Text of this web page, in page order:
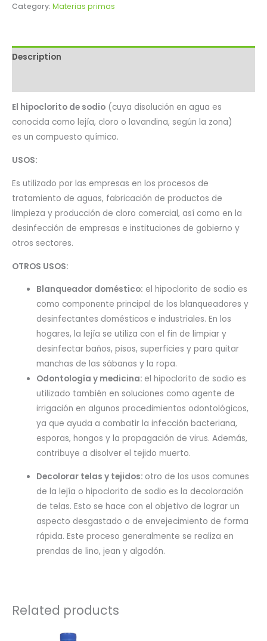
Category: Materias primas
Description
El hipoclorito de sodio (cuya disolución en agua es
conocida como lejía, cloro o lavandina, según la zona)
es un compuesto químico.
USOS:
Es utilizado por las empresas en los procesos de
tratamiento de aguas, fabricación de productos de
limpieza y producción de cloro comercial, así como en la
desinfección de empresas e instituciones de gobierno y
otros sectores.
OTROS USOS:
Blanqueador doméstico: el hipoclorito de sodio es
como componente principal de los blanqueadores y
desinfectantes domésticos e industriales. En los
hogares, la lejía se utiliza con el fin de limpiar y
desinfectar baños, pisos, superficies y para quitar
manchas de las sábanas y la ropa.
Odontología y medicina: el hipoclorito de sodio es
utilizado también en soluciones como agente de
irrigación en algunos procedimientos odontológicos,
ya que ayuda a combatir la infección bacteriana,
esporas, hongos y la propagación de virus. Además,
contribuye a disolver el tejido muerto.
Decolorar telas y tejidos: otro de los usos comunes
de la lejía o hipoclorito de sodio es la decoloración
de telas. Esto se hace con el objetivo de lograr un
aspecto desgastado o de envejecimiento de forma
rápida. Este proceso generalmente se realiza en
prendas de lino, jean y algodón.
Related products